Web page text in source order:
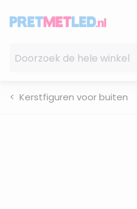
Kerstfiguren voor buiten